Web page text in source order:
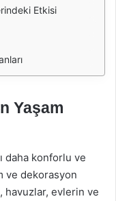
Etkisi
Yaşam
daha konforlu ve
ve dekorasyon
havuzlar, evlerin ve